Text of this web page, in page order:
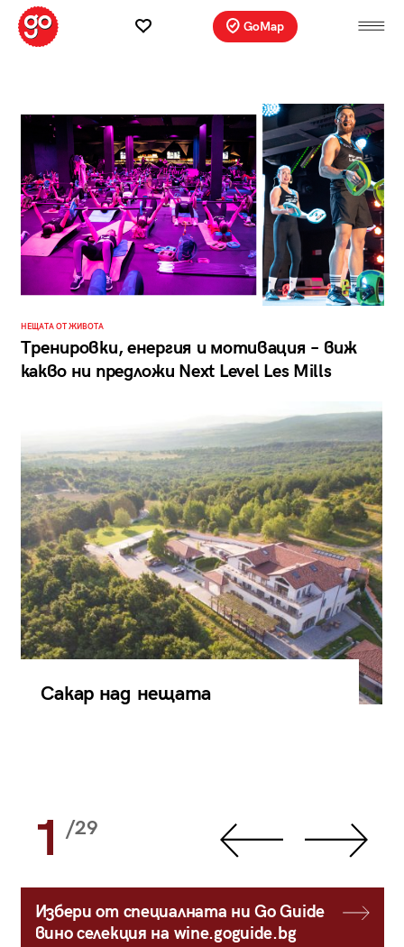
GoMap
НЕЩАТА ОТ ЖИВОТА
Тренировки, енергия и мотивация – виж
какво ни предложи Next Level Les Mills
Сакар над нещата
1 /29
Избери от специалната ни Go Guide
вино селекция на wine.goguide.bg